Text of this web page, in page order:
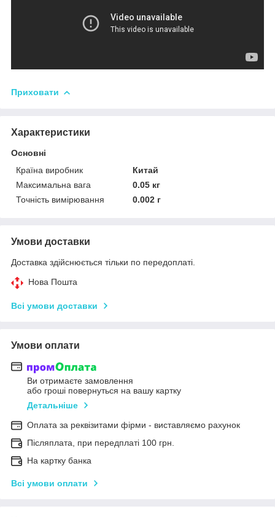
Приховати
Характеристики
Основні
Країна виробник
Китай
Максимальна вага
0.05 кг
Точність вимірювання
0.002 г
Умови доставки
Доставка здійснюється тільки по передоплаті.
Нова Пошта
Всі умови доставки
Умови оплати
Ви отримаєте замовлення
або гроші повернуться на вашу картку
Детальніше
Оплата за реквізитами фірми - виставляємо рахунок
Післяплата, при передплаті 100 грн.
На картку банка
Всі умови оплати